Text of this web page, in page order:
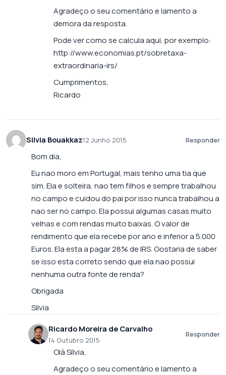
Agradeço o seu comentário e lamento a
demora da resposta.
Pode ver como se calcula aqui, por exemplo:
http://www.economias.pt/sobretaxa-
extraordinaria-irs/
Cumprimentos,
Ricardo
Silvia Bouakkaz12 Junho 2015 Responder
Bom dia,
Eu nao moro em Portugal, mais tenho uma tia que
sim. Ela e solteira, nao tem filhos e sempre trabalhou
no campo e cuidou do pai por isso nunca trabalhou a
nao ser no campo. Ela possui algumas casas muito
velhas e com rendas muito baixas. O valor de
rendimento que ela recebe por ano e inferior a 5.000
Euros. Ela esta a pagar 28% de IRS. Gostaria de saber
se isso esta correto sendo que ela nao possui
nenhuma outra fonte de renda?
Obrigada
Silvia
Ricardo Moreira de Carvalho
14 Outubro 2015
Responder
Olá Sílvia,
Agradeço o seu comentário e lamento a